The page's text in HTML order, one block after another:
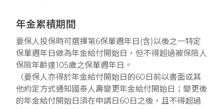
年金累積期間
要保人投保時可選擇第6保單週年日(含)以後之一特定
保單週年日做為年金給付開始日，但不得超過被保險人
保險年齡達105歲之保單週年日。
（要保人亦得於年金給付開始日的60日前以書面或其
他約定方式通知國泰人壽變更年金給付開始日；變更後
的年金給付開始日須在申請日60日之後，且不得超過